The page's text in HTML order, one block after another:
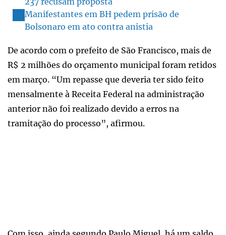
Manifestantes em BH pedem prisão de
Bolsonaro em ato contra anistia
De acordo com o prefeito de São Francisco, mais de
R$ 2 milhões do orçamento municipal foram retidos
em março. “Um repasse que deveria ter sido feito
mensalmente à Receita Federal na administração
anterior não foi realizado devido a erros na
tramitação do processo”, afirmou.